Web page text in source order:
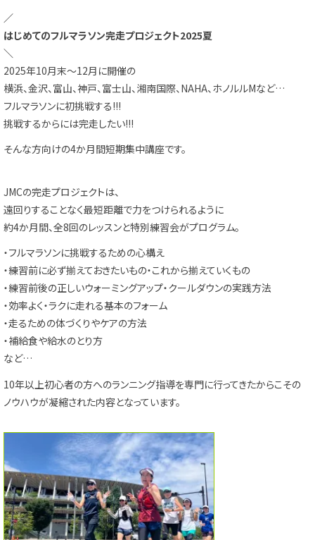
／
はじめてのフルマラソン完走プロジェクト2025夏
＼
2025年10月末～12月に開催の
横浜、金沢、富山、神戸、富士山、湘南国際、NAHA、 ホノルルMなど…
フルマラソンに初挑戦する!!!
挑戦するからには完走したい!!!
そんな方向けの4か月間短期集中講座です。
JMCの完走プロジェクトは、
遠回りすることなく最短距離で力をつけられるように
約4か月間、全8回のレッスンと特別練習会がプログラム。
・フルマラソンに挑戦するための心構え
・練習前に必ず揃えておきたいもの・これから揃えていくもの
・練習前後の正しいウォーミングアップ・クールダウンの実践方法
・効率よく・ラクに走れる基本のフォーム
・走るための体づくりやケアの方法
・補給食や給水のとり方
など…
10年以上初心者の方へのランニング指導を専門に行ってきたからこその
ノウハウが凝縮された内容となっています。